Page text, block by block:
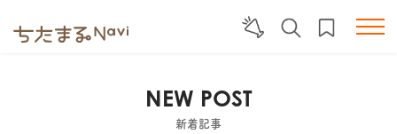
NEW POST
新着記事